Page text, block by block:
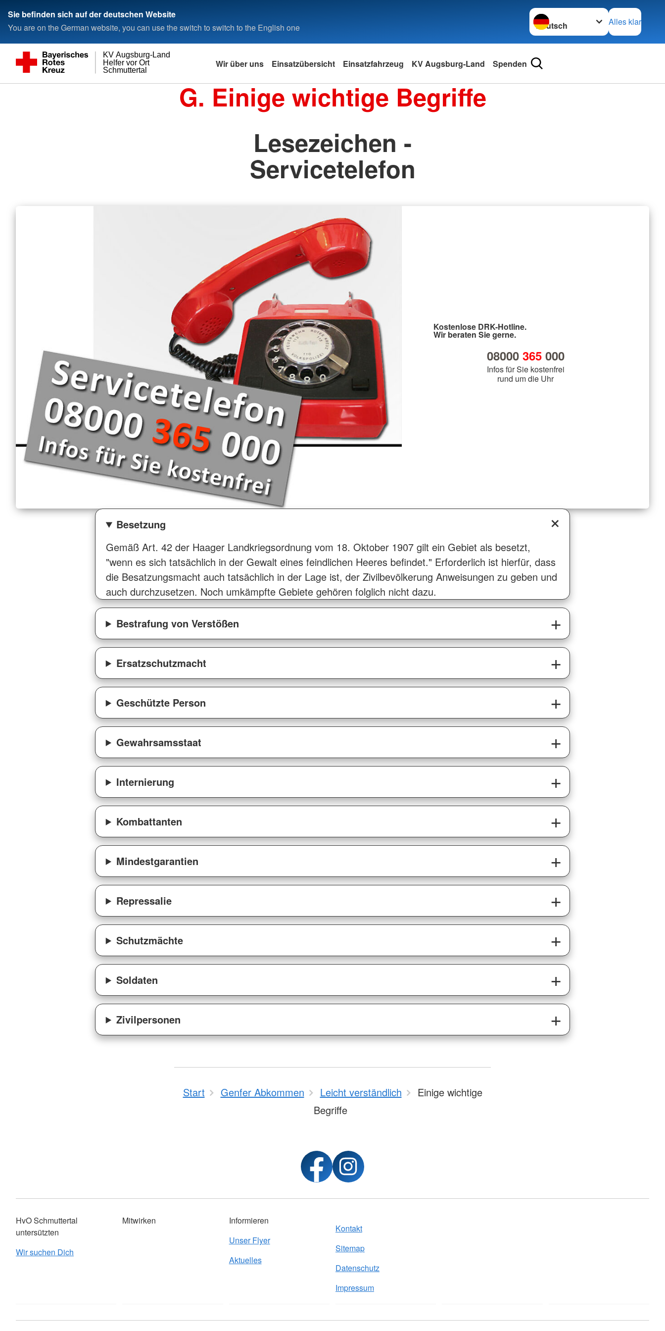
Sie befinden sich auf der deutschen Website
You are on the German website, you can use the switch to switch to the English one
Sprache wechseln zu
Alles klar
Schmuttertal
Helfer vor Ort
KV Augsburg-Land
Wir über uns Einsatzübersicht Einsatzfahrzeug KV Augsburg-Land Spenden
G. Einige wichtige Begriffe
Lesezeichen -
Servicetelefon
Kostenlose DRK-Hotline.
Wir beraten Sie gerne.
08000 365000
Infos für Sie kostenfrei
rund um die Uhr
Besetzung
Gemäß Art. 42 der Haager Landkriegsordnung vom 18. Oktober 1907 gilt ein Gebiet als besetzt,
"wenn es sich tatsächlich in der Gewalt eines feindlichen Heeres befindet." Erforderlich ist hierfür, dass
die Besatzungsmacht auch tatsächlich in der Lage ist, der Zivilbevölkerung Anweisungen zu geben und
auch durchzusetzen. Noch umkämpfte Gebiete gehören folglich nicht dazu.
Bestrafung von Verstößen
Ersatzschutzmacht
Geschützte Person
Gewahrsamsstaat
Internierung
Kombattanten
Mindestgarantien
Repressalie
Schutzmächte
Soldaten
Zivilpersonen
Start Genfer Abkommen Leicht verständlich
Einige wichtige
Begriffe
HvO Schmuttertal
untersützten
Wir suchen Dich
Mitwirken
Informieren
Unser Flyer
Aktuelles
Kontakt
Sitemap
Datenschutz
Impressum